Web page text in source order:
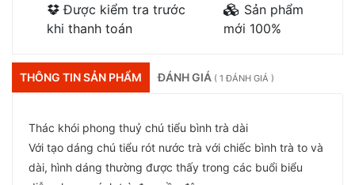
Được kiểm tra trước
khi thanh toán
Sản phẩm
mới 100%
THÔNG TIN SẢN PHẨM ĐÁNH GIÁ ( 1 ĐÁNH GIÁ )
Thác khói phong thuỷ chú tiểu bình trà dài
Với tạo dáng chú tiểu rót nước trà với chiếc bình trà to và
dài, hình dáng thường được thấy trong các buổi biểu